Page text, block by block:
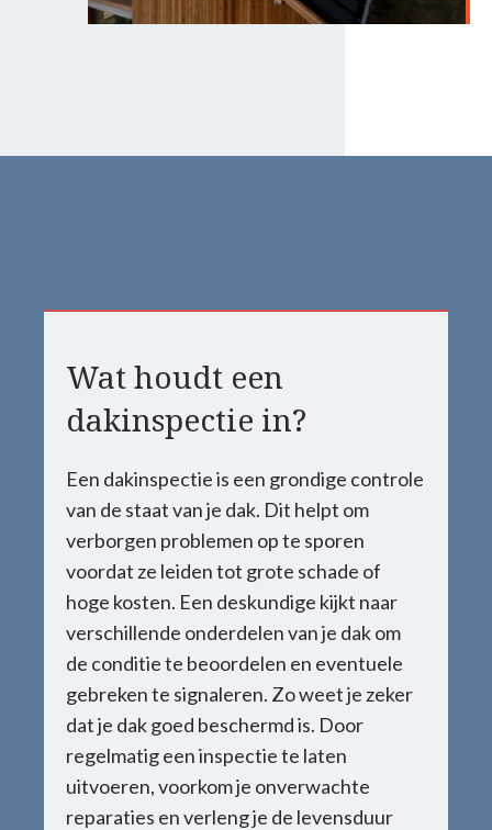
Wat houdt een
dakinspectie in?
Een dakinspectie is een grondige controle
van de staat van je dak. Dit helpt om
verborgen problemen op te sporen
voordat ze leiden tot grote schade of
hoge kosten. Een deskundige kijkt naar
verschillende onderdelen van je dak om
de conditie te beoordelen en eventuele
gebreken te signaleren. Zo weet je zeker
dat je dak goed beschermd is. Door
regelmatig een inspectie te laten
uitvoeren, voorkom je onverwachte
reparaties en verleng je de levensduur